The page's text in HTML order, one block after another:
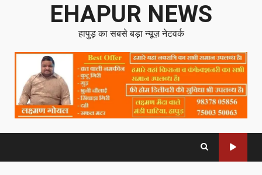
EHAPUR NEWS
हापुड़ का सबसे बड़ा न्यूज़ नेटवर्क